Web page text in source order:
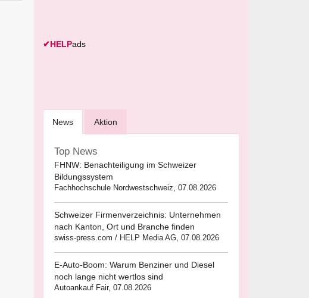
✔HELPads
News Aktion
Top News
FHNW: Benachteiligung im Schweizer
Bildungssystem
Fachhochschule Nordwestschweiz, 07.08.2026
Schweizer Firmenverzeichnis: Unternehmen
nach Kanton, Ort und Branche finden
swiss-press.com / HELP Media AG, 07.08.2026
E-Auto-Boom: Warum Benziner und Diesel
noch lange nicht wertlos sind
Autoankauf Fair, 07.08.2026